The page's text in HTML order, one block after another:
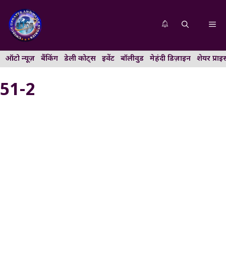
content
ऑटो न्यूज़ बैंकिंग डेली कोट्स इवेंट बॉलीवुड मेहंदी डिज़ाइन शेयर
51-2